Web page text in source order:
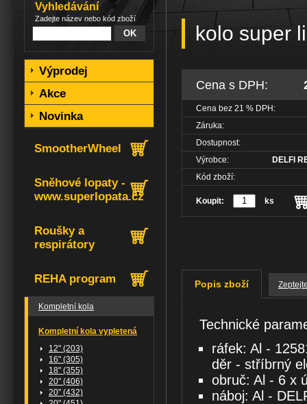
kolo super
Cena s DPH:
Cena bez 21 % DPH:
Záruka:
Dostupnost:
Výrobce:
DELFI
Kód zboží:
Koupit: ks
Popis zboží
Technické
ráfek: Al -
děr - stříbrný
obruč: Al - 6 x
náboj: Al -
Vyhledávání
Zadejte název nebo kód zboží
Výprodej
Akce
Novinka
SmootherWheel
Sněhové lopaty -
www.superlopata.cz
Roušky a
respirátory
REHA program
Kompletní kola
Kompletní kola vypletená
12" (203)
16" (305)
18" (355)
20" (406)
20" (432)